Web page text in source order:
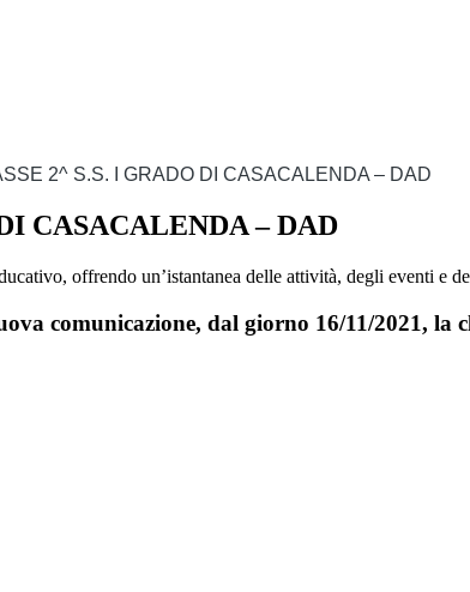
2^ S.S. I GRADO DI CASACALENDA – DAD
CASACALENDA – DAD
offrendo un’istantanea delle attività, degli eventi e
comunicazione, dal giorno 16/11/2021, la